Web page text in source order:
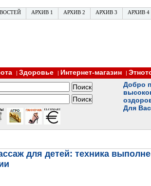
АРХИВ 1 АРХИВ 2 АРХИВ 3 АРХИВ 4
| Здоровье | Интернет-магазин |
Добро
Для
для детей: техника